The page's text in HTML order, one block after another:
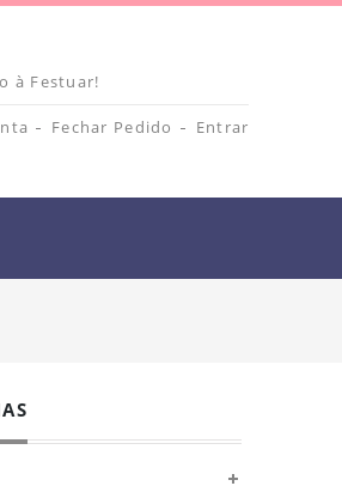
à Festuar!
Fechar Pedido Entrar